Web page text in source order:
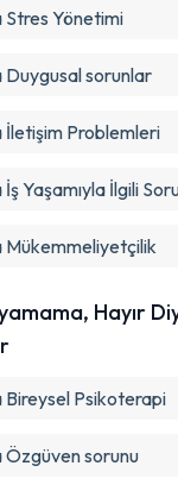
Yönetimi
sorunlar
Problemleri
Yaşamıyla İlgili
Hayır
Psikoterapi
sorunu